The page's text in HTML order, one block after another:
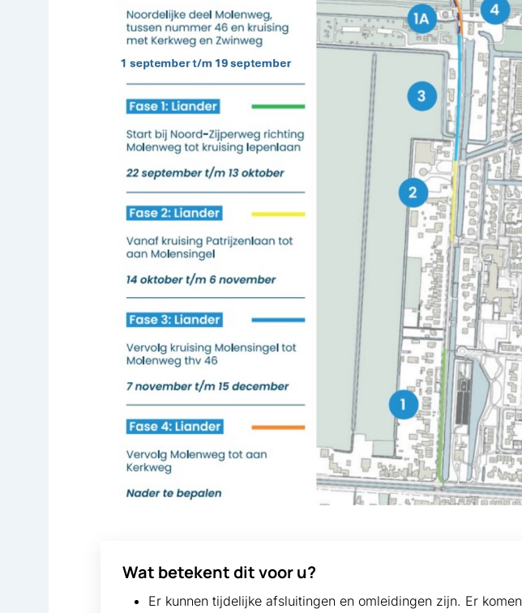
Wat betekent dit voor u?
Er kunnen tijdelijke afsluitingen en omleidingen zijn. Er komen